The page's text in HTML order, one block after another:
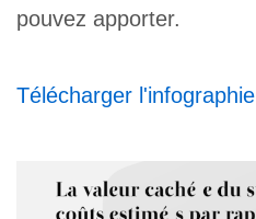
pouvez apporter.
Télécharger l'infographie